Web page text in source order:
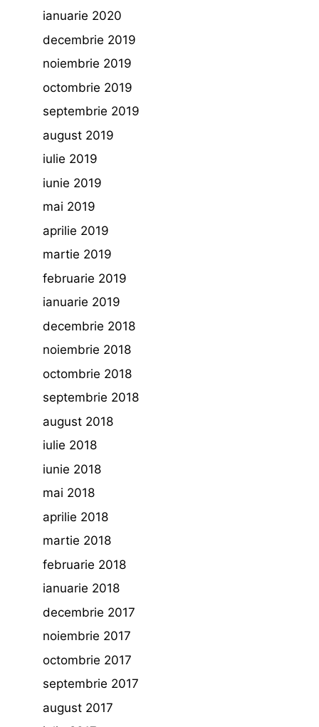
ianuarie 2020
decembrie 2019
noiembrie 2019
octombrie 2019
septembrie 2019
august 2019
iulie 2019
iunie 2019
mai 2019
aprilie 2019
martie 2019
februarie 2019
ianuarie 2019
decembrie 2018
noiembrie 2018
octombrie 2018
septembrie 2018
august 2018
iulie 2018
iunie 2018
mai 2018
aprilie 2018
martie 2018
februarie 2018
ianuarie 2018
decembrie 2017
noiembrie 2017
octombrie 2017
septembrie 2017
august 2017